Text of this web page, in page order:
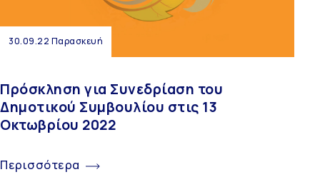
30.09.22 Παρασκευή
Πρόσκληση για Συνεδρίαση του
Δημοτικού Συμβουλίου στις 13
Οκτωβρίου 2022
Περισσότερα